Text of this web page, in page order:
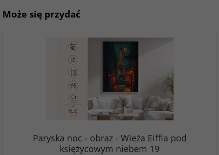
Może się przydać
Paryska noc - obraz - Wieża Eiffla pod
księżycowym niebem 19